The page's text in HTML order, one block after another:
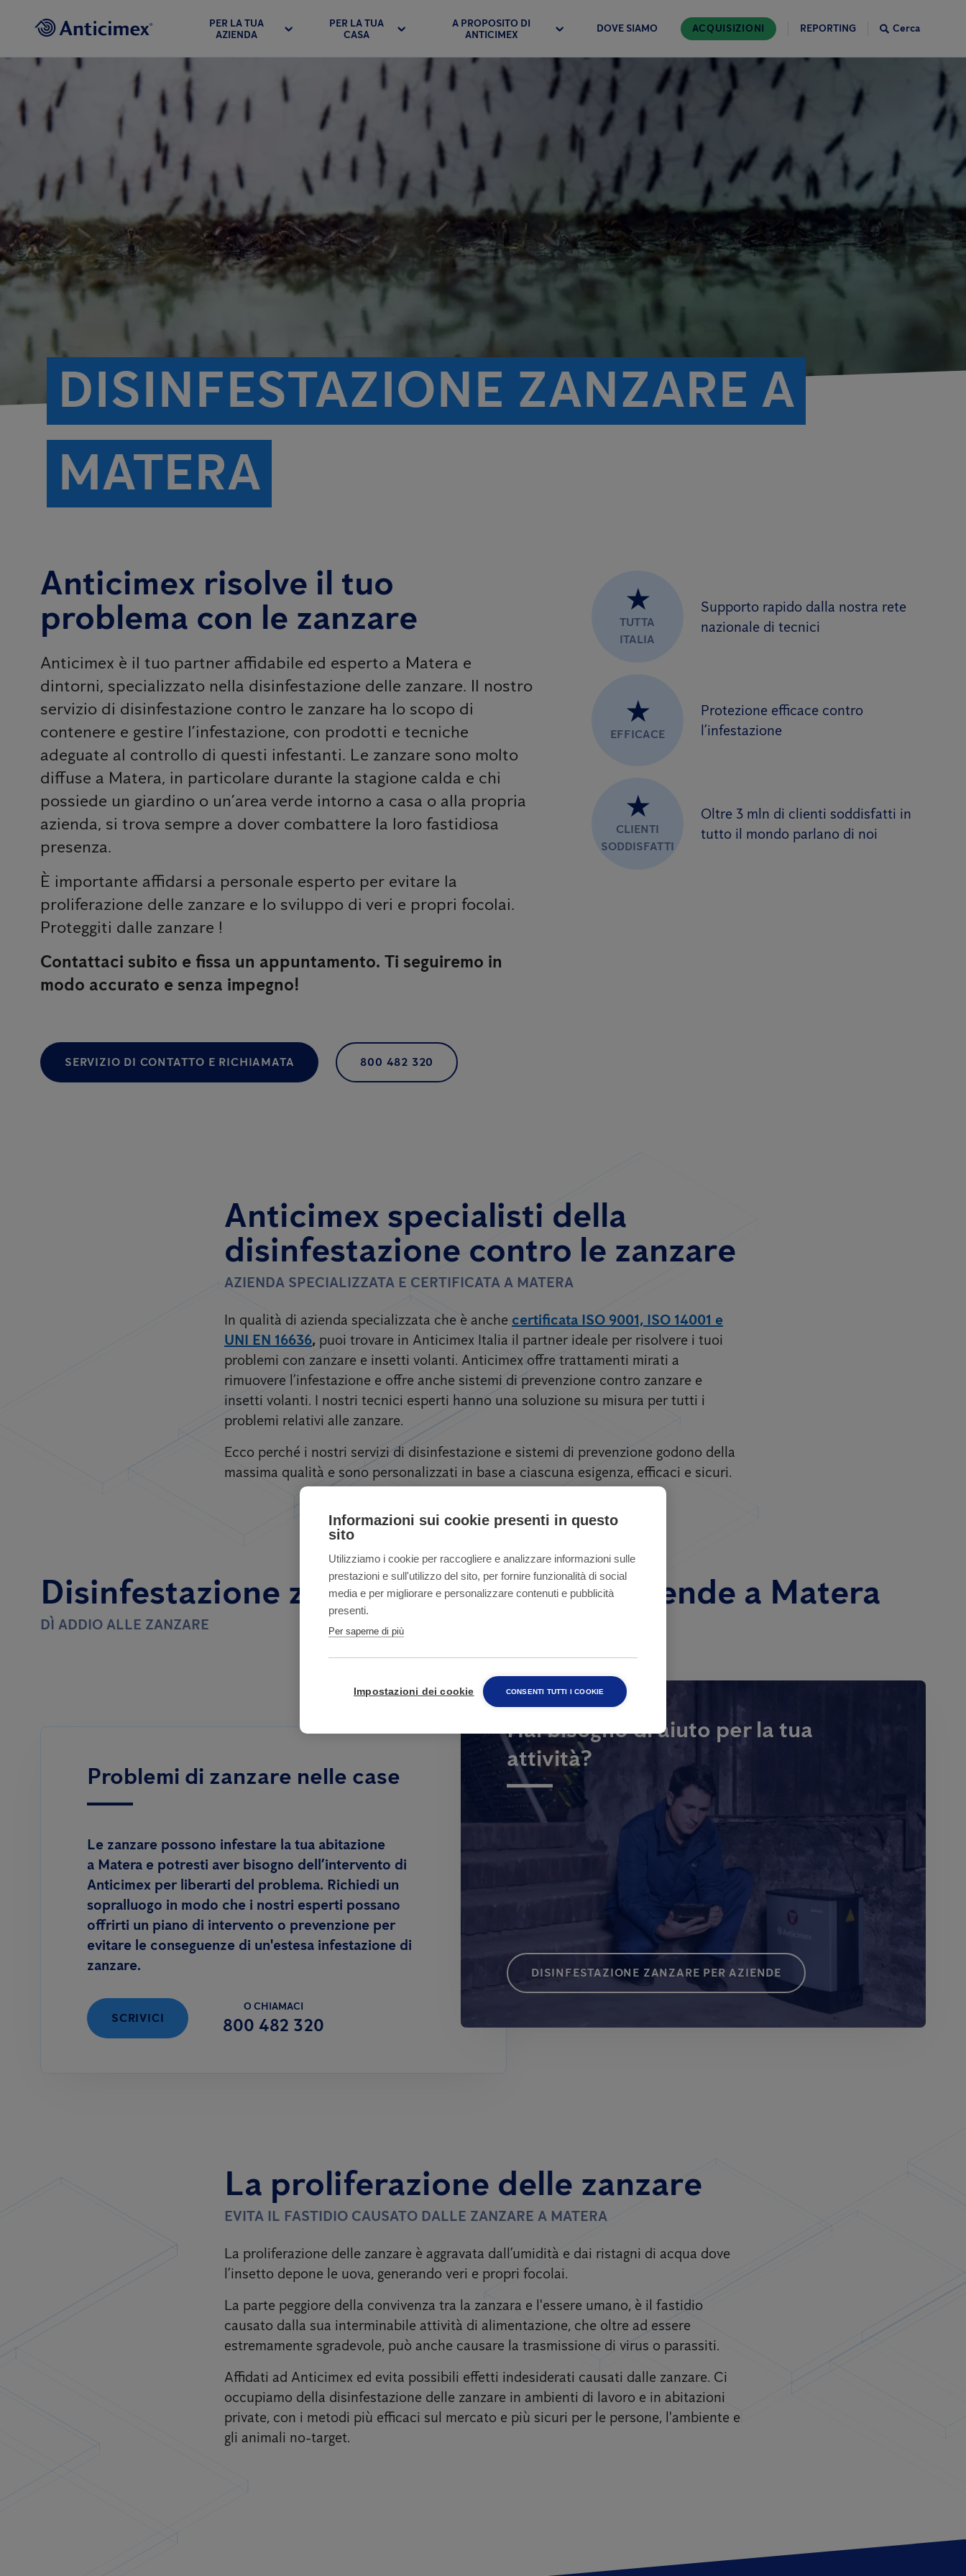
PER LA TUA
AZIENDA
PER LA TUA
CASA
A PROPOSITO DI
ANTICIMEX
DOVE SIAMO ACQUISIZIONI REPORTING Cerca
DISINFESTAZIONE ZANZARE A
MATERA
Anticimex risolve il tuo
problema con le zanzare
Anticimex è il tuo partner affidabile ed esperto a Matera e
dintorni, specializzato nella disinfestazione delle zanzare. Il nostro
servizio di disinfestazione contro le zanzare ha lo scopo di
contenere e gestire l’infestazione, con prodotti e tecniche
adeguate al controllo di questi infestanti. Le zanzare sono molto
diffuse a Matera, in particolare durante la stagione calda e chi
possiede un giardino o un’area verde intorno a casa o alla propria
azienda, si trova sempre a dover combattere la loro fastidiosa
presenza.
È importante affidarsi a personale esperto per evitare la
proliferazione delle zanzare e lo sviluppo di veri e propri focolai.
Proteggiti dalle zanzare !
Contattaci subito e fissa un appuntamento. Ti seguiremo in
modo accurato e senza impegno!
SERVIZIO DI CONTATTO E RICHIAMATA 800 482 320
★
TUTTA
ITALIA
Supporto rapido dalla nostra rete
nazionale di tecnici
★
EFFICACE
Protezione efficace contro
l’infestazione
★
CLIENTI
SODDISFATTI
Oltre 3 mln di clienti soddisfatti in
tutto il mondo parlano di noi
Anticimex specialisti della
disinfestazione contro le zanzare
AZIENDA SPECIALIZZATA E CERTIFICATA A MATERA
In qualità di azienda specializzata che è anche certificata ISO 9001, ISO 14001 e
UNI EN 16636, puoi trovare in Anticimex Italia il partner ideale per risolvere i tuoi
problemi con zanzare e insetti volanti. Anticimex offre trattamenti mirati a
rimuovere l’infestazione e offre anche sistemi di prevenzione contro zanzare e
insetti volanti. I nostri tecnici esperti hanno una soluzione su misura per tutti i
problemi relativi alle zanzare.
Ecco perché i nostri servizi di disinfestazione e sistemi di prevenzione godono della
massima qualità e sono personalizzati in base a ciascuna esigenza, efficaci e sicuri.
Disinfestazione zanzare per privati ​​e aziende a Matera
DÌ ADDIO ALLE ZANZARE
Problemi di zanzare nelle case
Le zanzare possono infestare la tua abitazione
a Matera e potresti aver bisogno dell’intervento di
Anticimex per liberarti del problema. Richiedi un
sopralluogo in modo che i nostri esperti possano
offrirti un piano di intervento o prevenzione per
evitare le conseguenze di un'estesa infestazione di
zanzare.
SCRIVICI
O CHIAMACI
800 482 320
Hai bisogno di aiuto per la tua
attività?
DISINFESTAZIONE ZANZARE PER AZIENDE
La proliferazione delle zanzare
EVITA IL FASTIDIO CAUSATO DALLE ZANZARE A MATERA
La proliferazione delle zanzare è aggravata dall’umidità e dai ristagni di acqua dove
l’insetto depone le uova, generando veri e propri focolai.
La parte peggiore della convivenza tra la zanzara e l'essere umano, è il fastidio
causato dalla sua interminabile attività di alimentazione, che oltre ad essere
estremamente sgradevole, può anche causare la trasmissione di virus o parassiti.
Affidati ad Anticimex ed evita possibili effetti indesiderati causati dalle zanzare. Ci
occupiamo della disinfestazione delle zanzare in ambienti di lavoro e in abitazioni
private, con i metodi più efficaci sul mercato e più sicuri per le persone, l'ambiente e
gli animali no-target.
Informazioni sui cookie presenti in questo
sito
Utilizziamo i cookie per raccogliere e analizzare informazioni sulle
prestazioni e sull'utilizzo del sito, per fornire funzionalità di social
media e per migliorare e personalizzare contenuti e pubblicità
presenti.
Per saperne di più
Impostazioni dei cookie CONSENTI TUTTI I COOKIE